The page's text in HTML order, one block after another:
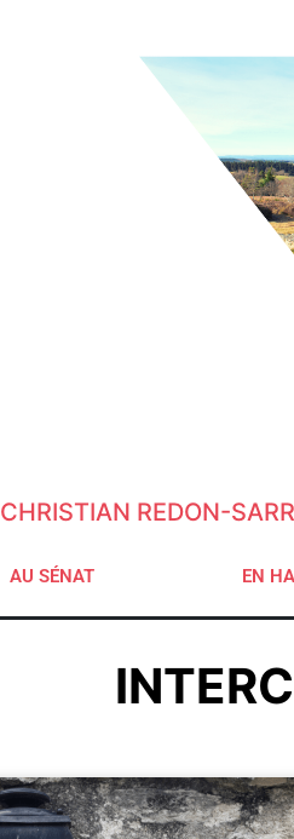
CHRISTIAN REDON-
AU SÉNAT EN